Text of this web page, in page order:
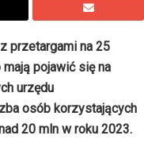
przetargami na 25
pojawić się na
urzędu
osób korzystających
20 mln w roku 2023.